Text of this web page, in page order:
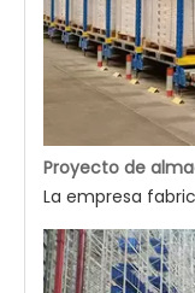
La empresa